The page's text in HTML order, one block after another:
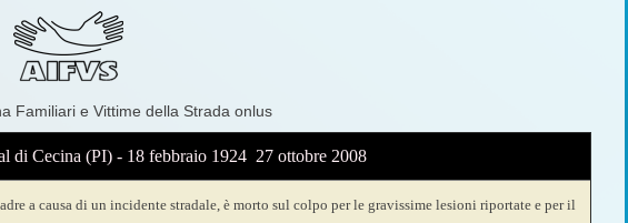
Familiari e Vittime della Strada onlus
Cecina (PI) - 18 febbraio 1924  27 ottobre 2008
a causa di un incidente stradale, è morto sul colpo per le gravissime lesioni riportate e per il